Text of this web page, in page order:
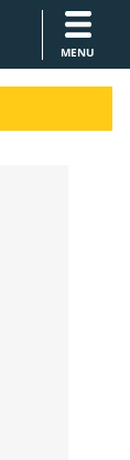
MENU